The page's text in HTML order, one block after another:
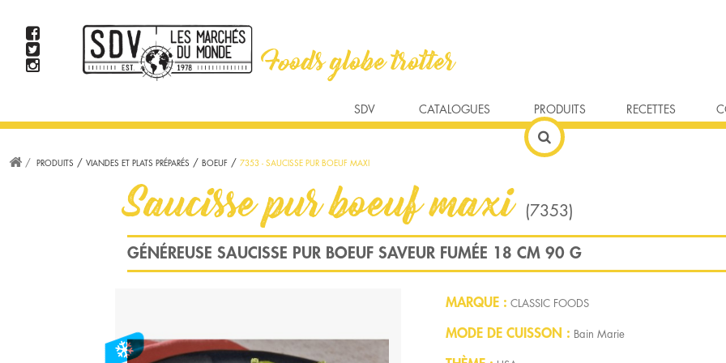
SDV
PROXIMITÉ & DISTRIBUTION
CATALOGUES PRODUITS
VIANDES ET PLATS PRÉPARÉS PRODUITS VÉGÉTARIENS PRODUITS DE LA MER
WOK, CURRY ET SUSHIS DESSERTS ET FRUITS BIÈRES ET SODAS DU MONDE
RECETTES
TEX-MEX
BAGEL/COFFEESHOP
PRODUITS VIANDES ET PLATS PRÉPARÉS BOEUF 7353 - SAUCISSE PUR BOEUF MAXI
Saucisse pur boeuf maxi (7353)
GÉNÉREUSE SAUCISSE PUR BOEUF SAVEUR FUMÉE 18 CM 90 G
MARQUE CLASSIC FOODS
MODE DE CUISSON Bain Marie